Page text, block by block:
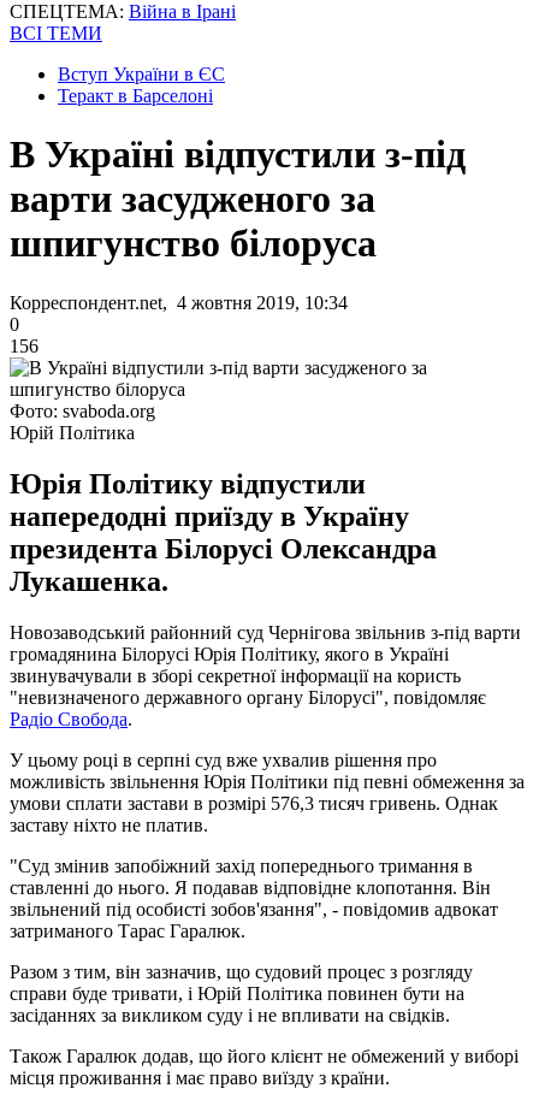
СПЕЦТЕМА: Війна в Ірані
ВСІ ТЕМИ
Вступ України в ЄС
Теракт в Барселоні
В Україні відпустили з-під
варти засудженого за
шпигунство білоруса
Корреспондент.net, 4 жовтня 2019, 10:34
0
156
Фото: svaboda.org
Юрій Політика
Юрія Політику відпустили
напередодні приїзду в Україну
президента Білорусі Олександра
Лукашенка.
Новозаводський районний суд Чернігова звільнив з-під варти
громадянина Білорусі Юрія Політику, якого в Україні
звинувачували в зборі секретної інформації на користь
"невизначеного державного органу Білорусі", повідомляє
Радіо Свобода.
У цьому році в серпні суд вже ухвалив рішення про
можливість звільнення Юрія Політики під певні обмеження за
умови сплати застави в розмірі 576,3 тисяч гривень. Однак
заставу ніхто не платив.
"Суд змінив запобіжний захід попереднього тримання в
ставленні до нього. Я подавав відповідне клопотання. Він
звільнений під особисті зобов'язання", - повідомив адвокат
затриманого Тарас Гаралюк.
Разом з тим, він зазначив, що судовий процес з розгляду
справи буде тривати, і Юрій Політика повинен бути на
засіданнях за викликом суду і не впливати на свідків.
Також Гаралюк додав, що його клієнт не обмежений у виборі
місця проживання і має право виїзду з країни.